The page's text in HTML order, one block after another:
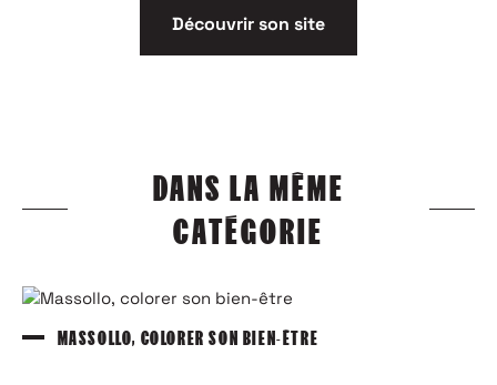
Découvrir son site
DANS LA MÊME
CATÉGORIE
MASSOLLO, COLORER SON BIEN-ÊTRE